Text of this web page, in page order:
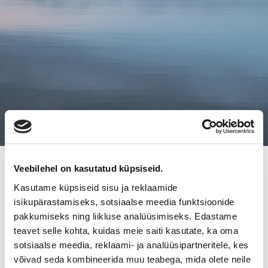
Veebilehel on kasutatud küpsiseid.
Kasutame küpsiseid sisu ja reklaamide
isikupärastamiseks, sotsiaalse meedia funktsioonide
pakkumiseks ning liikluse analüüsimiseks. Edastame
teavet selle kohta, kuidas meie saiti kasutate, ka oma
sotsiaalse meedia, reklaami- ja analüüsipartneritele, kes
võivad seda kombineerida muu teabega, mida olete neile
17.4.2018
MÄLIKKÄLÄN AUTOHUOLLOLLE
UUSI OMISTAJA
Turkulaisen Mälikkälän Autohuolto Ky:n liiketoiminta on myyty
Teemu Hommosen ja Juha Launelan omistamalle yhtiölle.